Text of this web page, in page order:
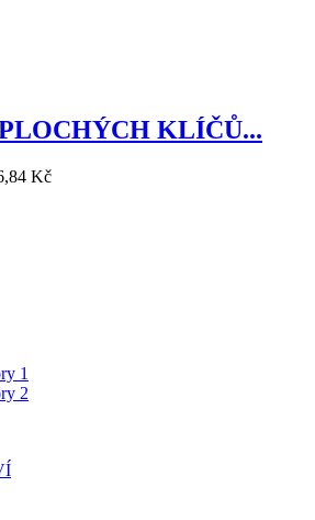
KLÍČŮ...
Kč
1
2